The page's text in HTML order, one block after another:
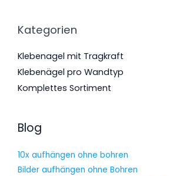
Kategorien
Klebenagel mit Tragkraft
Klebenägel pro Wandtyp
Komplettes Sortiment
Blog
10x aufhängen ohne bohren
Bilder aufhängen ohne Bohren